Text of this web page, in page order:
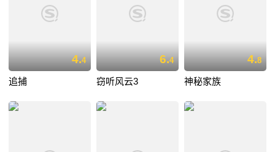
4.4
追捕
6.4
窃听风云3
4.8
神秘家族